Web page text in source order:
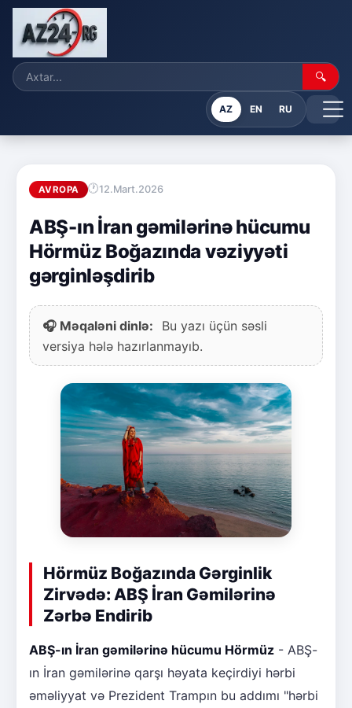
🔍
AZ EN RU
AVROPA 12.Mart.2026
ABŞ-ın İran gəmilərinə hücumu
Hörmüz Boğazında vəziyyəti
gərginləşdirib
🎧 Məqaləni dinlə:
Bu yazı üçün səsli
versiya hələ hazırlanmayıb.
Hörmüz Boğazında Gərginlik
Zirvədə: ABŞ İran Gəmilərinə
Zərbə Endirib
ABŞ-ın İran gəmilərinə hücumu Hörmüz - ABŞ-
ın İran gəmilərinə qarşı həyata keçirdiyi hərbi
əməliyyat və Prezident Trampın bu addımı "hərbi